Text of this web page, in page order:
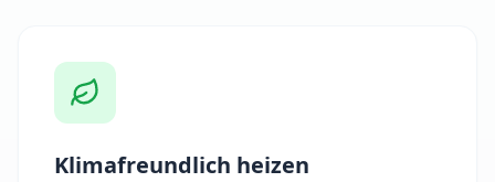
Klimafreundlich heizen